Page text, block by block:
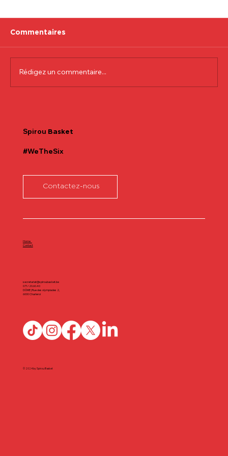
Commentaires
Rédigez un commentaire...
Spirou Basket
#WeTheSix
Contactez-nous
secretariat@spiroubasket.be
071/20.60.40
DÔME | Rue des olympiades 2,
6000 Charleroi
Home
Contact
© 2024 by Spirou Basket